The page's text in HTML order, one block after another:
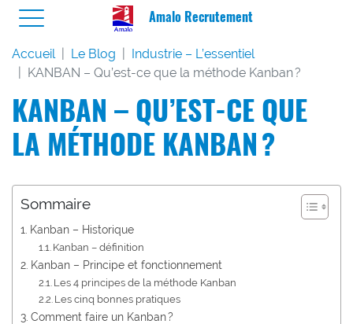
Amalo Recrutement
Accueil Le Blog
Industrie – L’essentiel
KANBAN – Qu’est-ce que la méthode Kanban ?
KANBAN – QU’EST-CE QUE
LA MÉTHODE KANBAN ?
Sommaire
Kanban – Historique
Kanban – définition
Kanban – Principe et fonctionnement
Les 4 principes de la méthode Kanban
Les cinq bonnes pratiques
Comment faire un Kanban ?